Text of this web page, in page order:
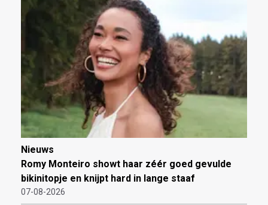
Nieuws
Romy Monteiro showt haar zéér goed gevulde
bikinitopje en knijpt hard in lange staaf
07-08-2026